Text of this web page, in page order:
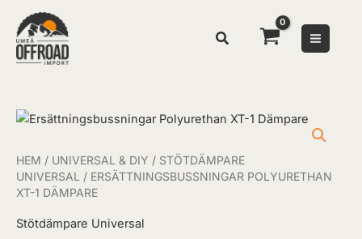
innehåll
HEM / UNIVERSAL & DIY / STÖTDÄMPARE
UNIVERSAL / ERSÄTTNINGSBUSSNINGAR POLYURETHAN
XT-1 DÄMPARE
Stötdämpare Universal
Ersättningsbussningar
XT-
1
Dämpare
mängd